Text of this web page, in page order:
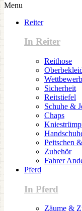
Menu
Reiter
In Reiter
Reithose
Wettbewerb
Sicherheit
Reitstiefel
Schuhe &
Chaps
Peitschen
Zubehör
Fahrer
Pferd
In Pferd
Zäume &